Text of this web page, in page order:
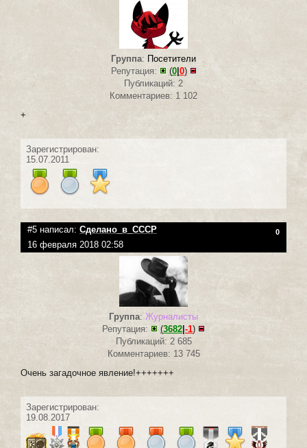
Группа: Посетители
Репутация:
(0| 0)
Публикаций: 2
Комментариев: 1 102
+
Зарегистрирован:
15.07.2011
#5 написал: Сделано_в_СССР 0
16 февраля 2018 02:58
Группа: Журналисты
Репутация:
(3682 -1)
Публикаций: 2 685
Комментариев: 13 745
Очень загадочное явление!+++++++
Зарегистрирован:
19.08.2017